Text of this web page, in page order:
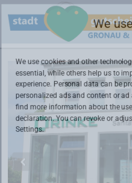
We
We use cookies and other
essential, while others help us to
experience. Personal data can be
personalized ads and content or
find more information about the
declaration. You can revoke or
Settings.